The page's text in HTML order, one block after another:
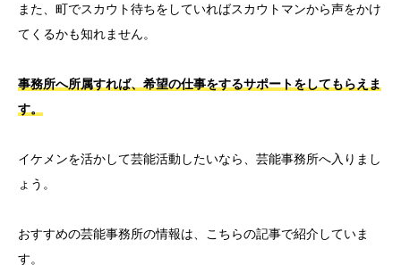
また、町でスカウト待ちをしていればスカウトマンから声をかけ
てくるかも知れません。
事務所へ所属すれば、希望の仕事をするサポートをしてもらえま
す。
イケメンを活かして芸能活動したいなら、芸能事務所へ入りまし
ょう。
おすすめの芸能事務所の情報は、こちらの記事で紹介していま
す。